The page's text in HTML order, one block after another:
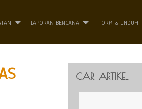
LAPORAN BENCANA FORM & UNDUH
CARI ARTIKEL